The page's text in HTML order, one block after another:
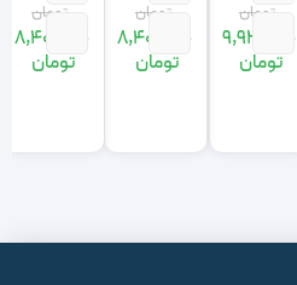
تومان
قیمت
اصلی:
9,920,000
تومان
قیمت
فعلی:
تومان
قیمت
اصلی:
8,400,000
تومان
قیمت
فعلی:
تومان
قیمت
اصلی:
8,400,000
تومان
قیمت
فعلی: